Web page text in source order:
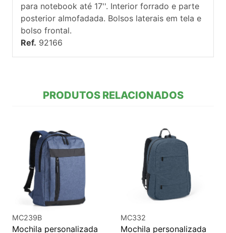
para notebook até 17''. Interior forrado e parte
posterior almofadada. Bolsos laterais em tela e
bolso frontal.
Ref. 92166
PRODUTOS RELACIONADOS
MC239B
Mochila personalizada
MC332
Mochila personalizada